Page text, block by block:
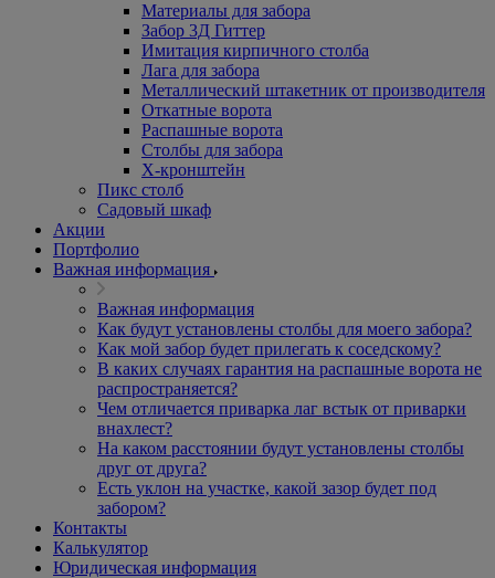
Материалы для забора
Забор 3Д Гиттер
Имитация кирпичного столба
Лага для забора
Металлический штакетник от производителя
Откатные ворота
Распашные ворота
Столбы для забора
Х-кронштейн
Пикс столб
Садовый шкаф
Акции
Портфолио
Важная информация
Важная информация
Как будут установлены столбы для моего забора?
Как мой забор будет прилегать к соседскому?
В каких случаях гарантия на распашные ворота не
распространяется?
Чем отличается приварка лаг встык от приварки
внахлест?
На каком расстоянии будут установлены столбы
друг от друга?
Есть уклон на участке, какой зазор будет под
забором?
Контакты
Калькулятор
Юридическая информация